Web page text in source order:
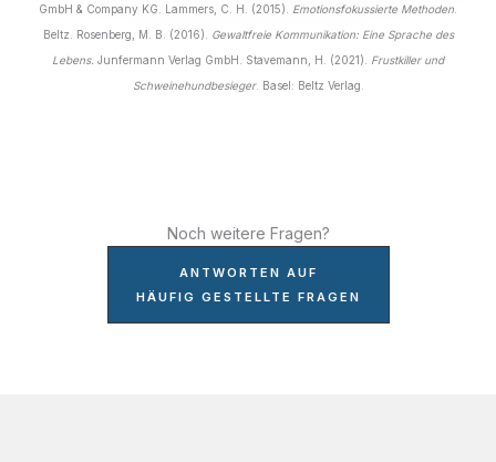
GmbH & Company KG. Lammers, C. H. (2015). Emotionsfokussierte Methoden
Beltz. Rosenberg, M. B. (2016).
Gewaltfreie Kommunikation: Eine Sprache des
Lebens. Junfermann Verlag GmbH. Stavemann, H. (2021). Frustkiller und
Schweinehundbesieger. Basel: Beltz Verlag.
Noch weitere Fragen?
ANTWORTEN AUF
HÄUFIG GESTELLTE FRAGEN